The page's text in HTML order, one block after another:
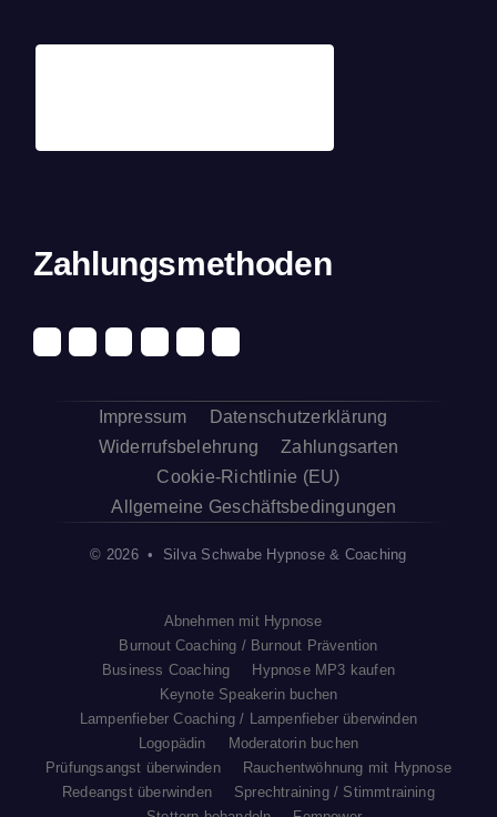
Zahlungsmethoden
Impressum
Datenschutzerklärung
Widerrufsbelehrung
Zahlungsarten
Cookie-Richtlinie (EU)
Allgemeine Geschäftsbedingungen
© 2026 • Silva Schwabe Hypnose & Coaching
Abnehmen mit Hypnose
Burnout Coaching / Burnout Prävention
Business Coaching
Hypnose MP3 kaufen
Keynote Speakerin buchen
Lampenfieber Coaching / Lampenfieber überwinden
Logopädin
Moderatorin buchen
Prüfungsangst überwinden
Rauchentwöhnung mit Hypnose
Redeangst überwinden
Sprechtraining / Stimmtraining